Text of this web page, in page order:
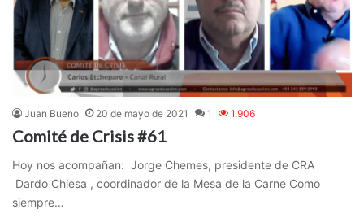
Juan Bueno 20 de mayo de 2021 1 1.906
Comité de Crisis #61
Hoy nos acompañan: Jorge Chemes, presidente de CRA
Dardo Chiesa , coordinador de la Mesa de la Carne Como
siempre…